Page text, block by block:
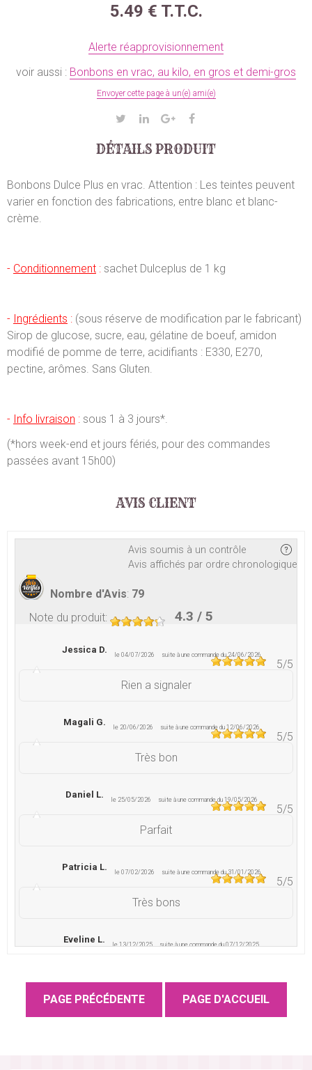
5.49 € T.T.C.
Alerte réapprovisionnement
voir aussi : Bonbons en vrac, au kilo, en gros et demi-gros
Envoyer cette page à un(e) ami(e)
DÉTAILS PRODUIT
Bonbons Dulce Plus en vrac. Attention : Les teintes peuvent
varier en fonction des fabrications, entre blanc et blanc-
crème.
- Conditionnement : sachet Dulceplus de 1 kg
- Ingrédients : (sous réserve de modification par le fabricant)
Sirop de glucose, sucre, eau, gélatine de boeuf, amidon
modifié de pomme de terre, acidifiants : E330, E270,
pectine, arômes. Sans Gluten.
- Info livraison : sous 1 à 3 jours*.
(*hors week-end et jours fériés, pour des commandes
passées avant 15h00)
AVIS CLIENT
Avis soumis à un contrôle
Avis affichés par ordre chronologique
Nombre d'Avis: 79
Note du produit: 4.3 / 5
Jessica D. le 04/07/2026 suite à une commande du 24/06/2026
5/5
Rien a signaler
Magali G. le 20/06/2026 suite à une commande du 12/06/2026
5/5
Très bon
Daniel L. le 25/05/2026 suite à une commande du 19/05/2026
5/5
Parfait
Patricia L. le 07/02/2026 suite à une commande du 31/01/2026
5/5
Très bons
Eveline L. le 13/12/2025 suite à une commande du 07/12/2025
dernière commande bien